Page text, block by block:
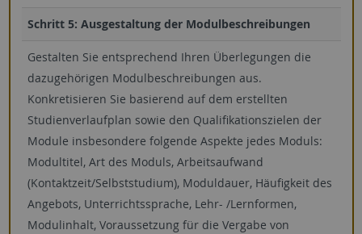
Schritt 5: Ausgestaltung der Modulbeschreibungen
Gestalten Sie entsprechend Ihren Überlegungen die
dazugehörigen Modulbeschreibungen aus.
Konkretisieren Sie basierend auf dem erstellten
Studienverlaufplan sowie den Qualifikationszielen der
Module insbesondere folgende Aspekte jedes Moduls:
Modultitel, Art des Moduls, Arbeitsaufwand
(Kontaktzeit/Selbststudium), Moduldauer, Häufigkeit des
Angebots, Unterrichtssprache, Lehr- /Lernformen,
Modulinhalt, Voraussetzung für die Vergabe von